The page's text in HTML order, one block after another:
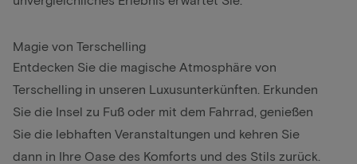
Magie von Terschelling
Entdecken Sie die magische Atmosphäre von
Terschelling in unseren Luxusunterkünften. Erkunden
Sie die Insel zu Fuß oder mit dem Fahrrad, genießen
Sie die lebhaften Veranstaltungen und kehren Sie
dann in Ihre Oase des Komforts und des Stils zurück.